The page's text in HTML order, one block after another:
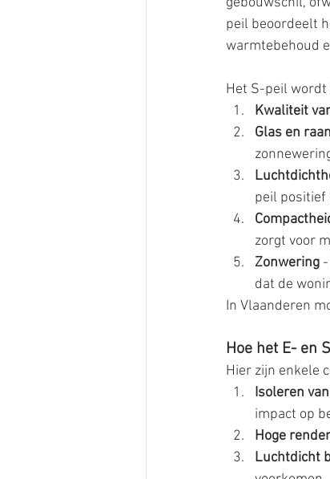
peil beoordeelt
warmtebehoud
Het S-peil wordt
Kwaliteit
Glas en
peil positief
zorgt voor
Zonwering
dat de
In Vlaanderen
Hoe het E- en
Hier zijn enkele
Isoleren
impact op
Hoge
Luchtdicht